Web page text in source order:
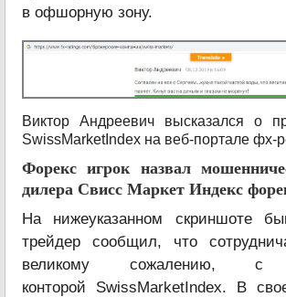
в офшорную зону.
Виктор Андреевич высказался о
SwissMarketIndex на веб-портале фх-
Форекс игрок назвал
дилера Свисс Маркет Индекс
На нижеуказанном скриншоте
трейдер сообщил, что
великому сожалению, с
конторой SwissMarketIndex. В